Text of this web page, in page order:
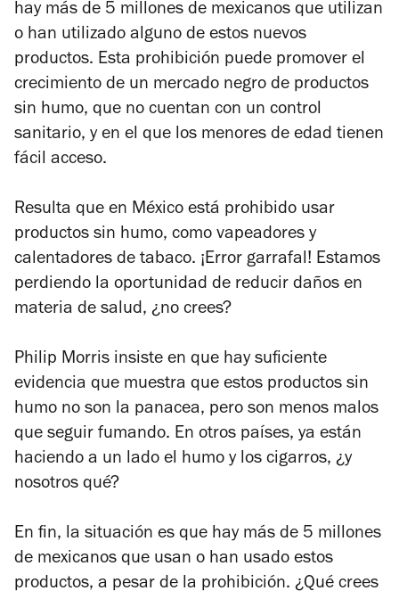
hay más de 5 millones de mexicanos que utilizan
o han utilizado alguno de estos nuevos
productos. Esta prohibición puede promover el
crecimiento de un mercado negro de productos
sin humo, que no cuentan con un control
sanitario, y en el que los menores de edad tienen
fácil acceso.
Resulta que en México está prohibido usar
productos sin humo, como vapeadores y
calentadores de tabaco. ¡Error garrafal! Estamos
perdiendo la oportunidad de reducir daños en
materia de salud, ¿no crees?
Philip Morris insiste en que hay suficiente
evidencia que muestra que estos productos sin
humo no son la panacea, pero son menos malos
que seguir fumando. En otros países, ya están
haciendo a un lado el humo y los cigarros, ¿y
nosotros qué?
En fin, la situación es que hay más de 5 millones
de mexicanos que usan o han usado estos
productos, a pesar de la prohibición. ¿Qué crees